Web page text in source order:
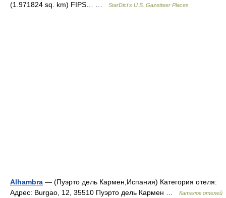
(1.971824 sq. km) FIPS… …
StarDict's U.S. Gazetteer Places
Alhambra — (Пуэрто дель Кармен,Испания) Категория отеля:
Адрес: Burgao, 12, 35510 Пуэрто дель Кармен …
Каталог отелей